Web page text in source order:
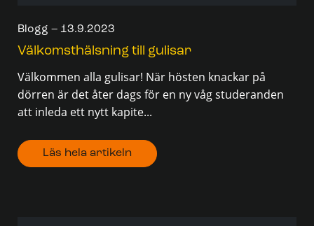
Blogg – 13.9.2023
Välkomsthälsning till gulisar
Välkommen alla gulisar! När hösten knackar på
dörren är det åter dags för en ny våg studeranden
att inleda ett nytt kapite...
Läs hela artikeln